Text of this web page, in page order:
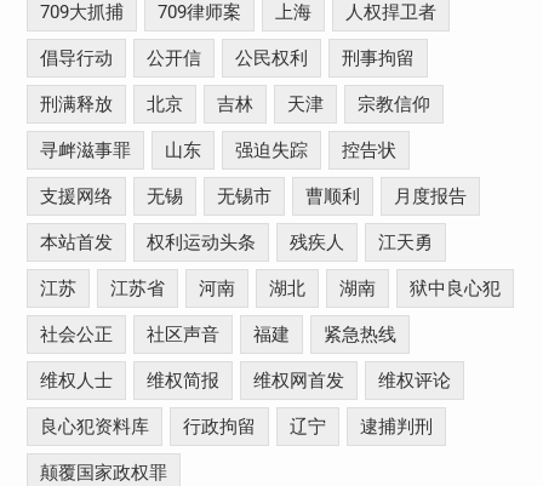
709大抓捕 709律师案 上海 人权捍卫者
倡导行动 公开信 公民权利 刑事拘留
刑满释放 北京 吉林 天津 宗教信仰
寻衅滋事罪 山东 强迫失踪 控告状
支援网络 无锡 无锡市 曹顺利 月度报告
本站首发 权利运动头条 残疾人 江天勇
江苏 江苏省 河南 湖北 湖南 狱中良心犯
社会公正 社区声音 福建 紧急热线
维权人士 维权简报 维权网首发 维权评论
良心犯资料库 行政拘留 辽宁 逮捕判刑
颠覆国家政权罪